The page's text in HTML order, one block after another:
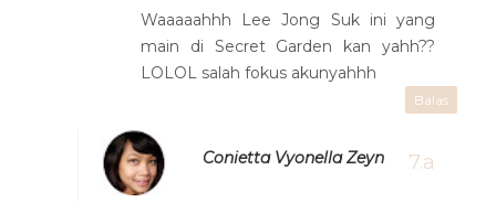
Waaaaahhh Lee Jong Suk ini yang
main di Secret Garden kan yahh??
LOLOL salah fokus akunyahhh
Balas
Conietta Vyonella Zeyn